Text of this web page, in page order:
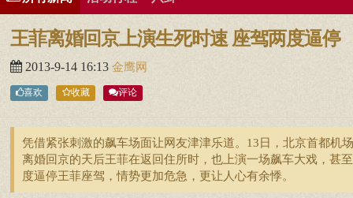
王菲离婚回京上演生死时速 座驾两度逼停
2013-9-14 16:13 金鹰网
喜欢 收藏 评论
凭借紧张刺激的飙车场面让网友津津乐道。13日，北京首都机
离婚回京的天后王菲在返回住所时，也上演一场飙车大戏，甚
度逼停王菲座驾，情势更加危急，更让人心有余悸。